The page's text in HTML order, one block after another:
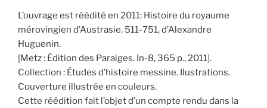
L’ouvrage est réédité en 2011: Histoire du royaume
mérovingien d’Austrasie. 511-751, d’Alexandre
Huguenin.
[Metz : Édition des Paraiges. In-8, 365 p., 2011].
Collection : Études d’histoire messine. Ilustrations.
Couverture illustrée en couleurs.
Cette réédition fait l’objet d’un compte rendu dans la